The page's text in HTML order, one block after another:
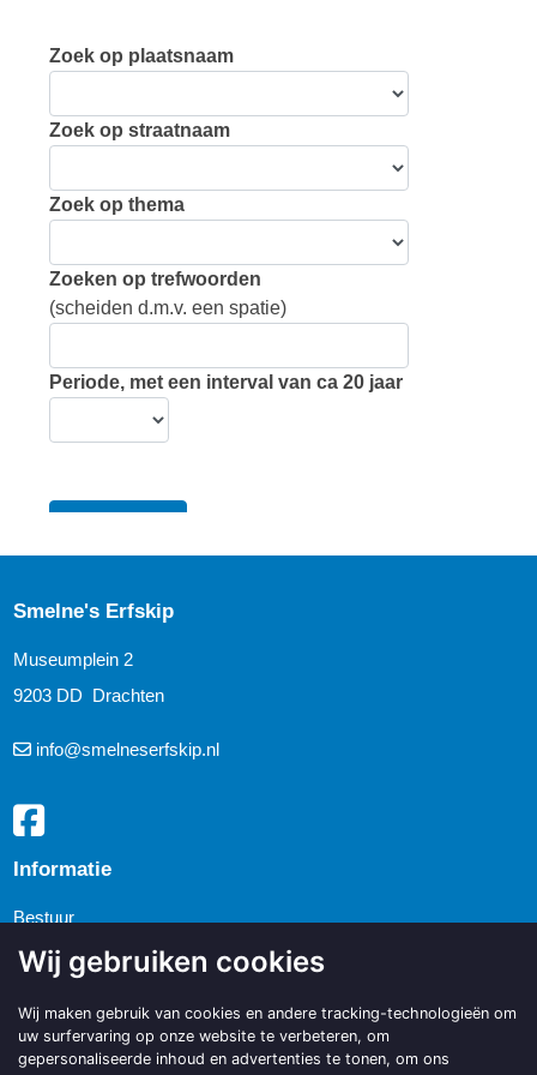
Wij gebruiken cookies
Wij maken gebruik van cookies en andere tracking-technologieën om
uw surfervaring op onze website te verbeteren, om
gepersonaliseerde inhoud en advertenties te tonen, om ons
Smelne's Erfskip
Museumplein 2
9203 DD Drachten
info@smelneserfskip.nl
Informatie
Bestuur
Redactie magazine
Donateurs
Sponsors